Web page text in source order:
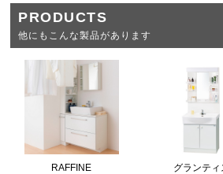
PRODUCTS
他にもこんな製品があります
RAFFINE グランティ